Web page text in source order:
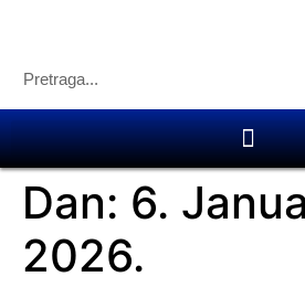
Dan: 6.
2026.